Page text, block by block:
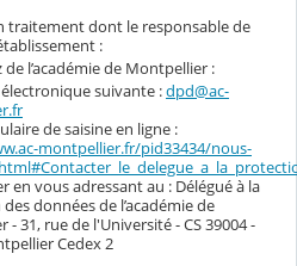
traitement dont le responsable de
:
l’académie de Montpellier :
électronique suivante :dpd@ac-
de saisine en ligne :
montpellier.fr/pid33434/nous-
en vous adressant au : Délégué à la
données de l’académie de
- 31, rue de l'Université - CS 39004 -
Cedex 2